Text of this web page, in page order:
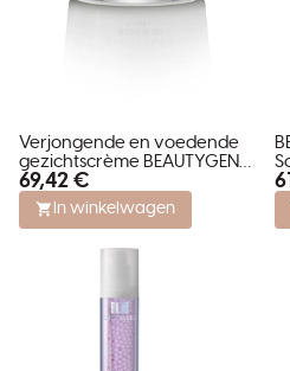
Verjongende en voedende
gezichtscrème BEAUTYGEN
RENEW III³ - RICH CREAM
69,42 €
In winkelwagen